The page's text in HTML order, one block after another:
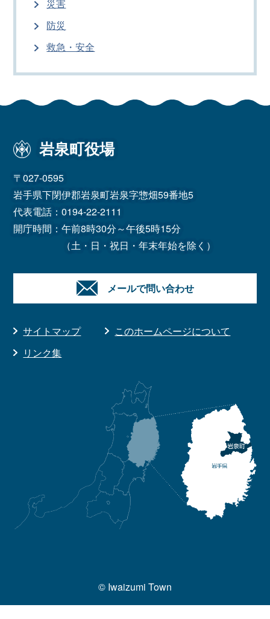
災害
防災
救急・安全
岩泉町役場
〒027-0595
岩手県下閉伊郡岩泉町岩泉字惣畑59番地5
代表電話：0194-22-2111
開庁時間：午前8時30分～午後5時15分
（土・日・祝日・年末年始を除く）
メールで問い合わせ
サイトマップ
このホームページについて
リンク集
© Iwaizumi Town